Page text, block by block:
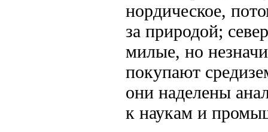
нордическое,
за природой;
милые, но
покупают
они наделены
к наукам и